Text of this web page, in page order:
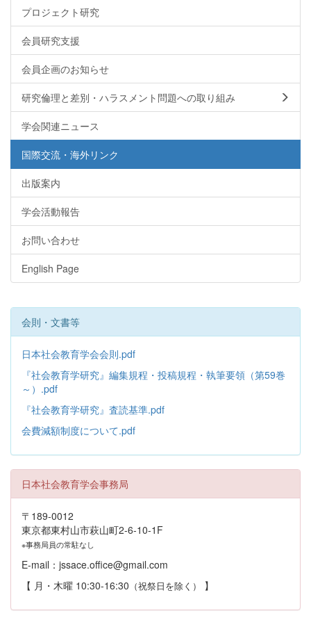
プロジェクト研究
会員研究支援
会員企画のお知らせ
研究倫理と差別・ハラスメント問題への取り組み
学会関連ニュース
国際交流・海外リンク
出版案内
学会活動報告
お問い合わせ
English Page
会則・文書等
日本社会教育学会会則.pdf
『社会教育学研究』編集規程・投稿規程・執筆要領（第59巻
～）.pdf
『社会教育学研究』査読基準.pdf
会費減額制度について.pdf
日本社会教育学会事務局
〒189-0012
東京都東村山市萩山町2-6-10-1F
※事務局員の常駐なし
E-mail：jssace.office@gmail.com
【 月・木曜 10:30-16:30 （祝祭日を除く） 】